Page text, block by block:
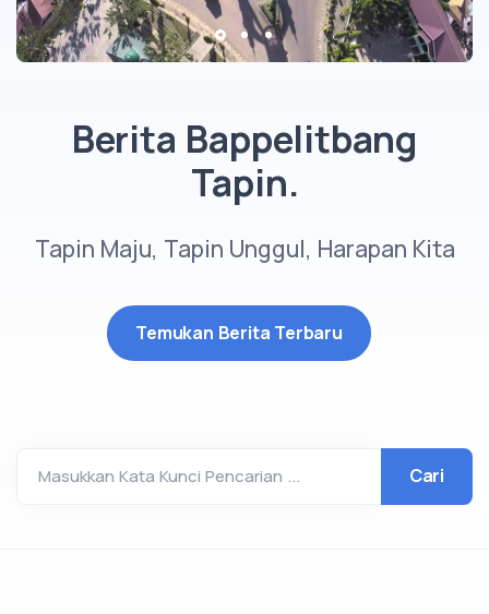
Berita Bappelitbang
Tapin.
Tapin Maju, Tapin Unggul, Harapan Kita
Temukan Berita Terbaru
Masukkan Kata Kunci Pencarian ...